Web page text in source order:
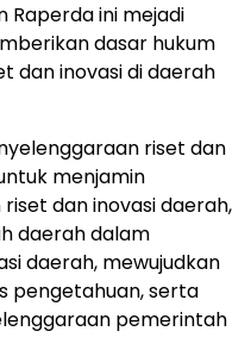
Raperda ini mejadi
dasar hukum
dan inovasi di daerah
riset dan
menjamin
dan inovasi daerah,
daerah dalam
daerah, mewujudkan
pengetahuan, serta
pemerintah